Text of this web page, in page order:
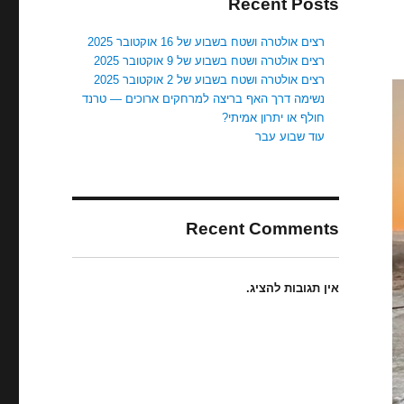
Recent Posts
רצים אולטרה ושטח בשבוע של 16 אוקטובר 2025
רצים אולטרה ושטח בשבוע של 9 אוקטובר 2025
רצים אולטרה ושטח בשבוע של 2 אוקטובר 2025
נשימה דרך האף בריצה למרחקים ארוכים — טרנד
חולף או יתרון אמיתי?
עוד שבוע עבר
Recent Comments
אין תגובות להציג.